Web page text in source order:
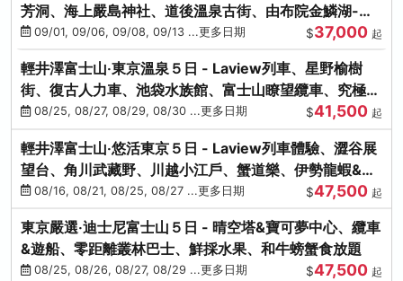
芳洞、海上嚴島神社、道後溫泉古街、由布院金鱗湖-台
中出發
09/01, 09/06, 09/08, 09/13 ...更多日期 $37,000 起
輕井澤富士山‧東京溫泉５日 - Laview列車、星野榆樹
街、復古人力車、池袋水族館、富士山瞭望纜車、究極海
鮮食放題
08/25, 08/27, 08/29, 08/30 ...更多日期 $41,500 起
輕井澤富士山‧悠活東京５日 - Laview列車體驗、澀谷展
望台、角川武藏野、川越小江戶、蟹道樂、伊勢龍蝦&海
膽生魚片
08/16, 08/21, 08/25, 08/27 ...更多日期 $47,500 起
東京嚴選‧迪士尼富士山５日 - 晴空塔&寶可夢中心、纜車
&遊船、零距離叢林巴士、鮮採水果、和牛螃蟹食放題
08/25, 08/26, 08/27, 08/29 ...更多日期 $47,500 起